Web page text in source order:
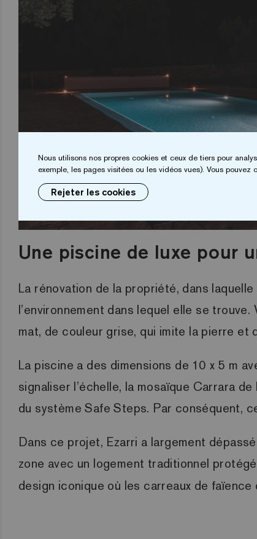
Une piscine de luxe pour
La rénovation de la propriété, dans
l’environnement dans lequel elle se
mat, de couleur grise, qui imite la pierre et
La piscine a des dimensions de 10 x 5 m
signaliser l’échelle, la mosaïque Carrara
du système Safe Steps. Par conséquent,
Dans ce projet, Ezarri a largement
zone avec un logement traditionnel
design iconique où les carreaux de faïence
Nous utilisons nos propres cookies et ceux de tiers pour
exemple, les pages visitées ou les vidéos vues). Vous
Rejeter les cookies